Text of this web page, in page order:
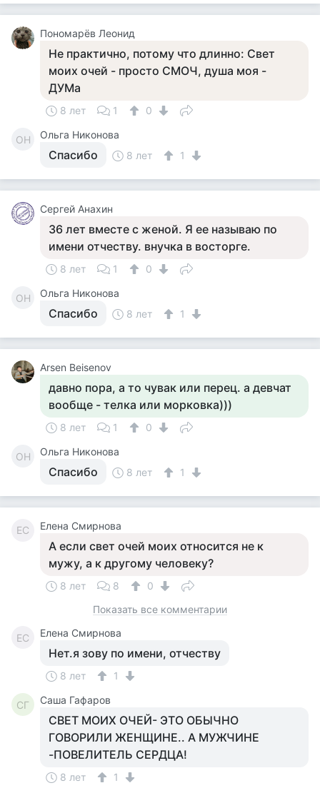
Пономарёв Леонид
Не практично, потому что длинно: Свет
моих очей - просто СМОЧ, душа моя -
ДУМа
8 лет 1 0
ОН Ольга Никонова
Спасибо 8 лет 1
Сергей Анахин
36 лет вместе с женой. Я ее называю по
имени отчеству. внучка в восторге.
8 лет 1 0
ОН Ольга Никонова
Спасибо 8 лет 1
Arsen Beisenov
давно пора, а то чувак или перец. а девчат
вообще - телка или морковка)))
8 лет 1 0
ОН Ольга Никонова
Спасибо 8 лет 1
ЕС Елена Смирнова
А если свет очей моих относится не к
мужу, а к другому человеку?
8 лет 8
0
Показать все комментарии
ЕС Елена Смирнова
Нет.я зову по имени, отчеству
8 лет 1
СГ Саша Гафаров
СВЕТ МОИХ ОЧЕЙ- ЭТО ОБЫЧНО
ГОВОРИЛИ ЖЕНЩИНЕ.. А МУЖЧИНЕ
-ПОВЕЛИТЕЛЬ СЕРДЦА!
8 лет 1